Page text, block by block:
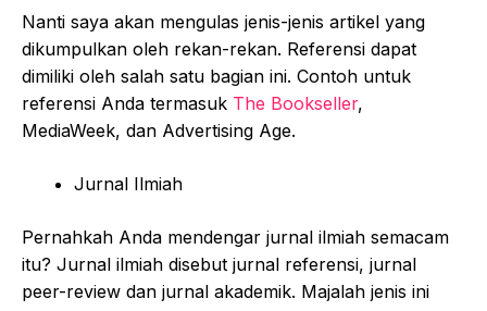
Nanti saya akan mengulas jenis-jenis artikel yang
dikumpulkan oleh rekan-rekan. Referensi dapat
dimiliki oleh salah satu bagian ini. Contoh untuk
referensi Anda termasuk The Bookseller,
MediaWeek, dan Advertising Age.
Jurnal Ilmiah
Pernahkah Anda mendengar jurnal ilmiah semacam
itu? Jurnal ilmiah disebut jurnal referensi, jurnal
peer-review dan jurnal akademik. Majalah jenis ini